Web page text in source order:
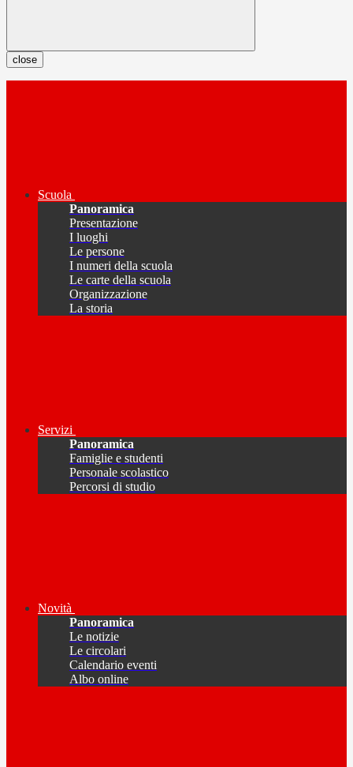
close
Scuola
Panoramica
Presentazione
I luoghi
Le persone
I numeri della scuola
Le carte della scuola
Organizzazione
La storia
Servizi
Panoramica
Famiglie e studenti
Personale scolastico
Percorsi di studio
Novità
Panoramica
Le notizie
Le circolari
Calendario eventi
Albo online